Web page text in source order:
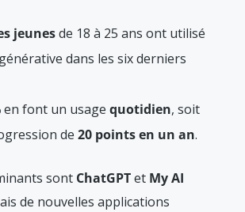
jeunesde 18 à 25 ans ont utilisé
dans les six derniers
en font un usage quotidien, soit
de 20 points en un an.
sont ChatGPTet My AI
de nouvelles applications